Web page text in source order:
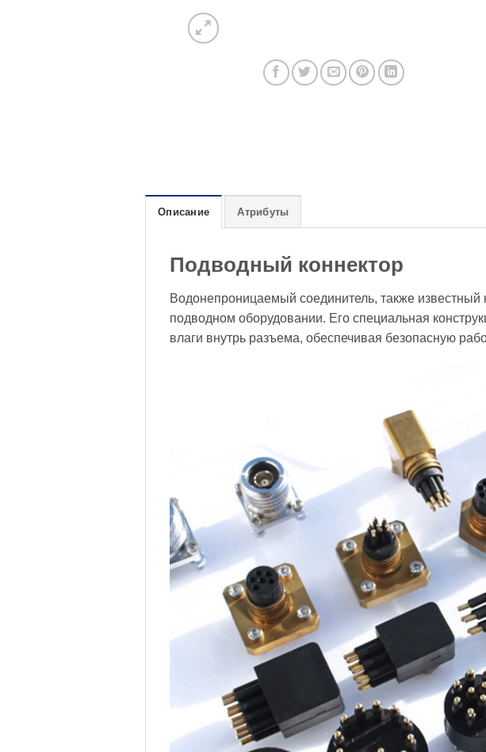
Описание Атрибуты
Подводный коннектор
Водонепроницаемый соединитель, также известный
подводном оборудовании. Его специальная
влаги внутрь разъема, обеспечивая безопасную